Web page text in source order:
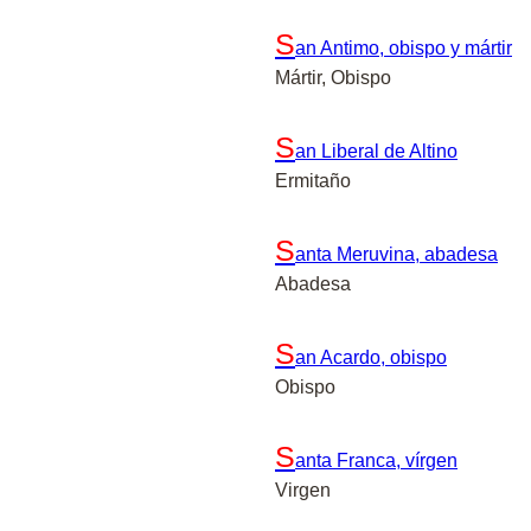
San Antimo, obispo y mártir
Mártir, Obispo
San Liberal de Altino
Ermitaño
Santa Meruvina, abadesa
Abadesa
San Acardo, obispo
Obispo
Santa Franca, vírgen
Virgen